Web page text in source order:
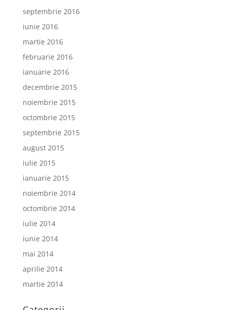
septembrie 2016
iunie 2016
martie 2016
februarie 2016
ianuarie 2016
decembrie 2015
noiembrie 2015
octombrie 2015
septembrie 2015
august 2015
iulie 2015
ianuarie 2015
noiembrie 2014
octombrie 2014
iulie 2014
iunie 2014
mai 2014
aprilie 2014
martie 2014